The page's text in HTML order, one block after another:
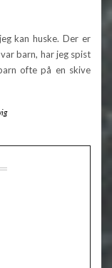
kan huske. Der er
barn, har jeg spist
ofte på en skive